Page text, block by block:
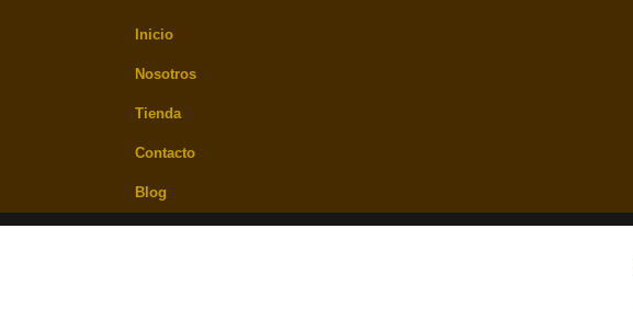
Inicio
Nosotros
Tienda
Contacto
Blog